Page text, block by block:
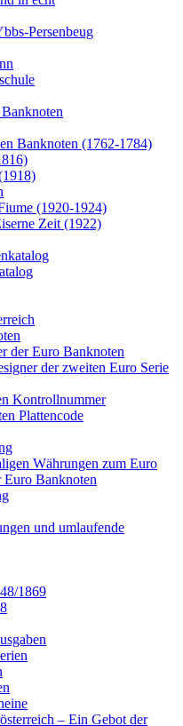
Persenbeug
Banknoten (1762-1784)
(1920-1924)
Zeit (1922)
der Euro Banknoten
der zweiten Euro Serie
Kontrollnummer
Plattencode
Währungen zum Euro
Euro Banknoten
und umlaufende
1869
– Ein Gebot der